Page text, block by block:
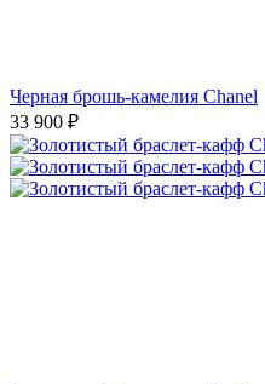
Черная брошь-камелия Chanel
33 900 ₽